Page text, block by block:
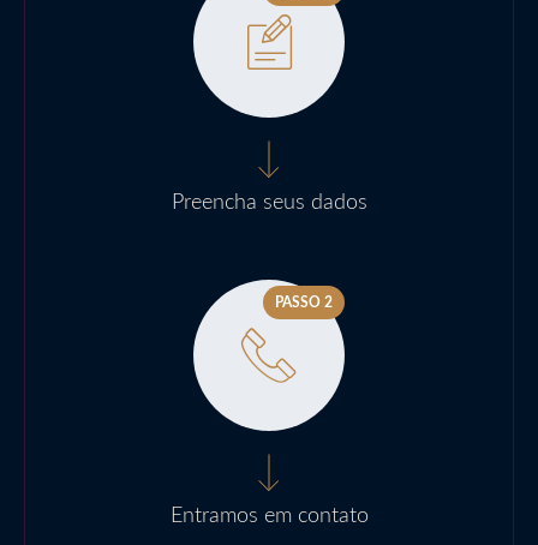
Preencha seus dados
PASSO 2
Entramos em contato